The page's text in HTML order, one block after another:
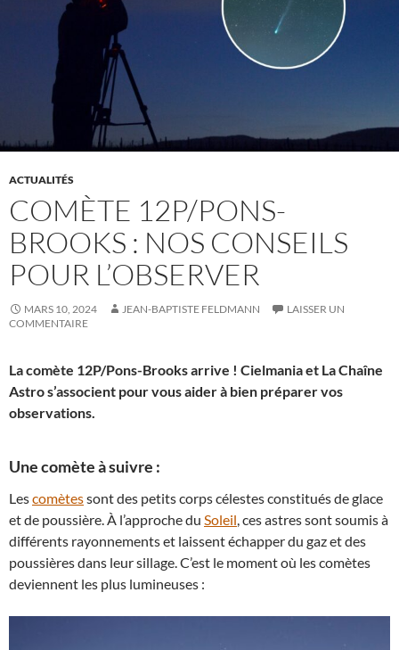
ACTUALITÉS
COMÈTE 12P/PONS-
BROOKS : NOS CONSEILS
POUR L’OBSERVER
MARS 10, 2024 JEAN-BAPTISTE FELDMANN
LAISSER UN
COMMENTAIRE
La comète 12P/Pons-Brooks arrive ! Cielmania et La Chaîne
Astro s’associent pour vous aider à bien préparer vos
observations.
Une comète à suivre :
Lescomètessont des petits corps célestes constitués de glace
et de poussière. À l’approche du Soleil, ces astres sont soumis à
différents rayonnements et laissent échapper du gaz et des
poussières dans leur sillage. C’est le moment où les comètes
deviennent les plus lumineuses :